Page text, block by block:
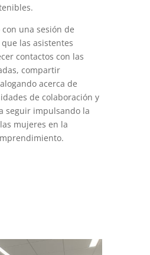
una sesión de
las asistentes
contactos con las
compartir
acerca de
de colaboración y
seguir impulsando la
mujeres en la